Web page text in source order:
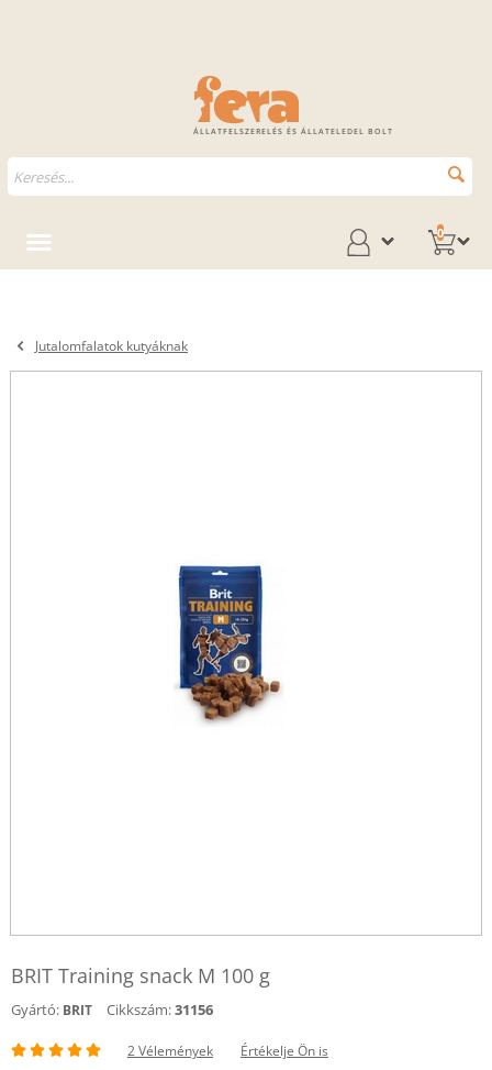
ÁLLATFELSZERELÉS ÉS ÁLLATELEDEL BOLT
0
Jutalomfalatok kutyáknak
BRIT Training snack M 100 g
Gyártó: BRIT Cikkszám:31156
2 Vélemények Értékelje Ön is